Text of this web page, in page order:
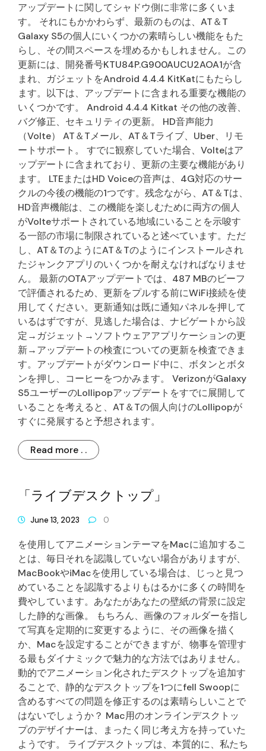
アップデートに関してシャドウ側に非常に多くいま
す。 それにもかかわらず、最新のものは、AT＆T
Galaxy S5の個人にいくつかの素晴らしい機能をもた
らし、その間スペースを埋めるかもしれません。この
更新には、開発番号KTU84P.G900AUCU2AOA1が含
まれ、ガジェットをAndroid 4.4.4 KitKatにもたらし
ます。以下は、アップデートに含まれる重要な機能の
いくつかです。 Android 4.4.4 Kitkat その他の改善、
バグ修正、セキュリティの更新。 HD音声能力
（Volte） AT＆Tメール、AT＆Tライブ、Uber、リモ
ートサポート。 すでに観察していた場合、Volteはア
ップデートに含まれており、更新の主要な機能があり
ます。 LTEまたはHD Voiceの音声は、4G対応のサー
クルの今後の機能の1つです。残念ながら、AT＆Tは、
HD音声機能は、この機能を楽しむために両方の個人
がVolteサポートされている地域にいることを示唆す
る一部の市場に制限されていると述べています。ただ
し、AT＆TのようにAT＆Tのようにインストールされ
たジャンクアプリのいくつかを耐えなければなりませ
ん。 最新のOTAアップデートでは、487 MBのビーフ
で評価されるため、更新をプルする前にWiFi接続を使
用してください。更新通知は既に通知パネルを押して
いるはずですが、見逃した場合は、ナビゲートから設
定→ガジェット→ソフトウェアアプリケーションの更
新→アップデートの検査についての更新を検査できま
す。アップデートがダウンロード中に、ボタンとボタ
ンを押し、コーヒーをつかみます。 VerizonがGalaxy
S5ユーザーのLollipopアップデートをすでに展開して
いることを考えると、AT＆Tの個人向けのLollipopが
すぐに発展すると予想されます。
Read more . .
「ライブデスクトップ」
June 13, 2023 0
を使用してアニメーションテーマをMacに追加するこ
とは、毎日それを認識していない場合がありますが、
MacBookやiMacを使用している場合は、じっと見つ
めていることを認識するよりもはるかに多くの時間を
費やしています。あなたがあなたの壁紙の背景に設定
した静的な画像。 もちろん、画像のフォルダーを指し
て写真を定期的に変更するように、その画像を描く
か、Macを設定することができますが、物事を管理す
る最もダイナミックで魅力的な方法ではありません。
動的でアニメーション化されたデスクトップを追加す
ることで、静的なデスクトップを1つにfell Swoopに
含めるすべての問題を修正するのは素晴らしいことで
はないでしょうか？ Mac用のオンラインデスクトッ
プのデザイナーは、まったく同じ考え方を持っていた
ようです。 ライブデスクトップは、本質的に、私たち